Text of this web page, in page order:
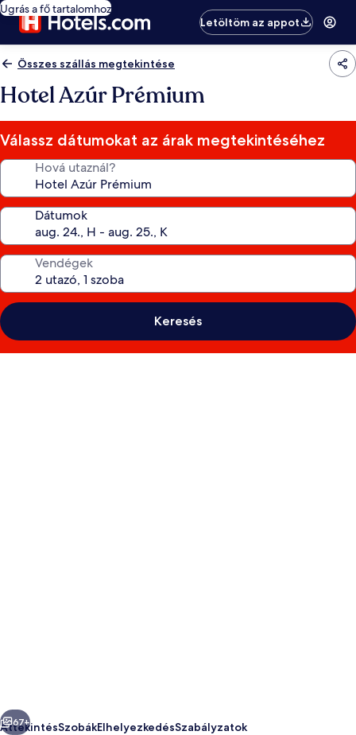
Ugrás a fő tartalomhoz
Letöltöm az appot
Összes szállás megtekintése
Hotel Azúr Prémium
Válassz dátumokat az árak megtekintéséhez
Hová utaznál?
Dátumok
Vendégek
Keresés
Következő
67+
ÁttekintésSzobákElhelyezkedésSzabályzatok